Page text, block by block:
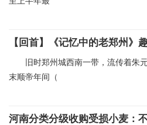
旧时郑州城西南一带，流传着朱
末顺帝年间（
河南分类分级收购受损小麦：